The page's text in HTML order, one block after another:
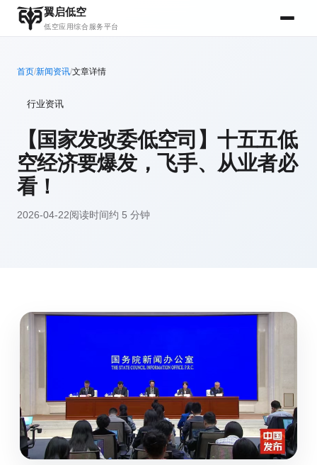
翼启低空
低空应用综合服务平台
首页/新闻资讯/文章详情
行业资讯
【国家发改委低空司】十五五低
空经济要爆发，飞手、从业者必
看！
2026-04-22阅读时间约 5 分钟